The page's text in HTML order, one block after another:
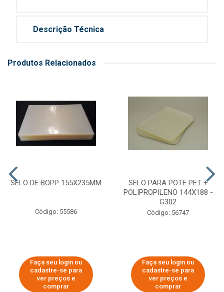
Descrição Técnica
Produtos Relacionados
SELO DE BOPP 155X235MM
Código: 55586
Faça seu login ou
cadastre-se para
ver preços e
comprar
SELO PARA POTE PET +
POLIPROPILENO 144X188 -
G302
Código: 56747
Faça seu login ou
cadastre-se para
ver preços e
comprar